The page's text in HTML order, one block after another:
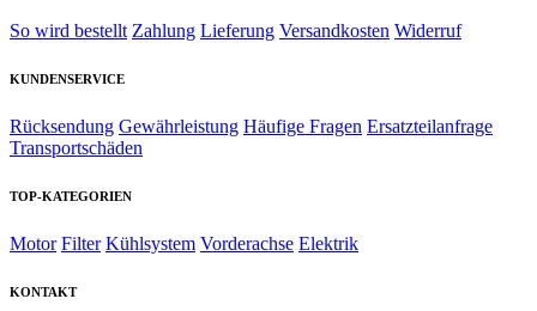
So wird bestellt Zahlung Lieferung Versandkosten Widerruf
KUNDENSERVICE
Rücksendung Gewährleistung Häufige Fragen Ersatzteilanfrage
Transportschäden
TOP-KATEGORIEN
Motor Filter Kühlsystem Vorderachse Elektrik
KONTAKT